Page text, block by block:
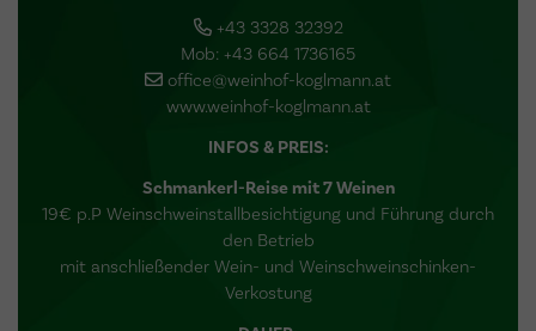
+43 3328 32392
Mob: +43 664 1736165
office@weinhof-koglmann.at
www.weinhof-koglmann.at
INFOS & PREIS:
Schmankerl-Reise mit 7 Weinen
19€ p.P Weinschweinstallbesichtigung und Führung durch
den Betrieb
mit anschließender Wein- und Weinschweinschinken-
Verkostung